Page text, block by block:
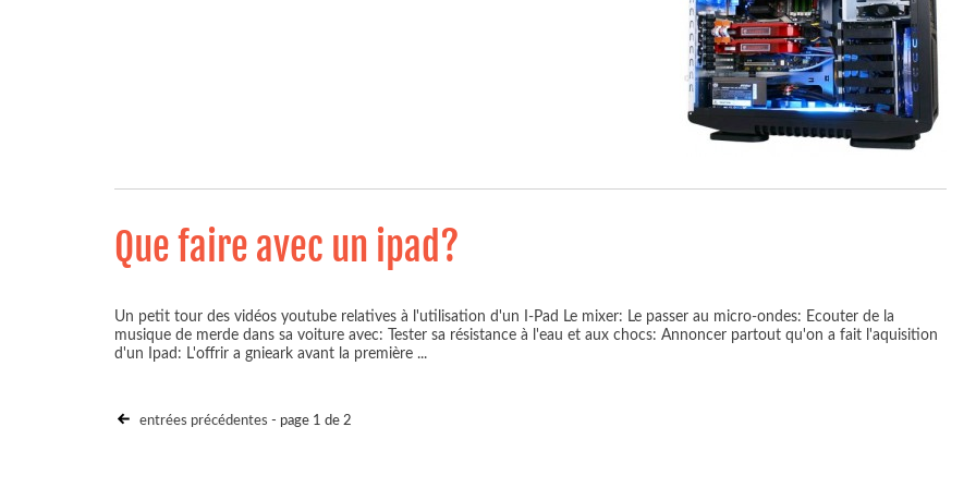
Que faire avec un ipad?
Un petit tour des vidéos youtube relatives à l'utilisation d'un I-Pad Le mixer: Le passer au micro-ondes: Ecouter de la
musique de merde dans sa voiture avec: Tester sa résistance à l'eau et aux chocs: Annoncer partout qu'on a fait l'aquisition
d'un Ipad: L'offrir a gnieark avant la première ...
entrées précédentes - page 1 de 2